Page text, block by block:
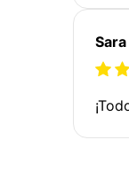
Sara